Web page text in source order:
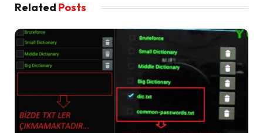
Related Posts